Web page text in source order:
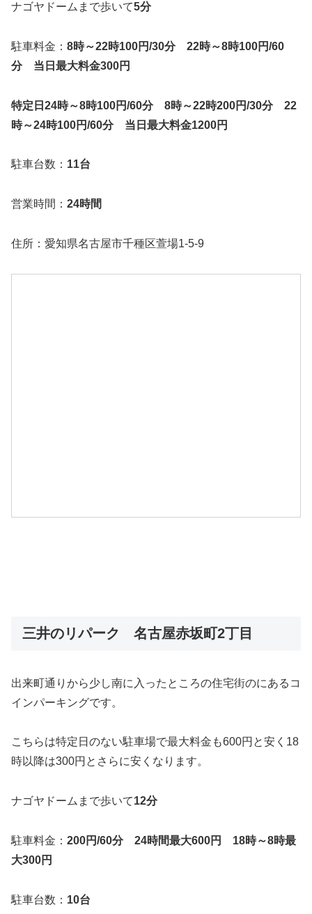
ナゴヤドームまで歩いて5分
駐車料金： 8時～22時100円/30分 22時～8時100円/60
分 当日最大料金300円
特定日24時～8時100円/60分 8時～22時200円/30分 22
時～24時100円/60分 当日最大料金1200円
駐車台数： 11台
営業時間： 24時間
住所：愛知県名古屋市千種区萱場1-5-9
三井のリパーク 名古屋赤坂町2丁目
出来町通りから少し南に入ったところの住宅街のにあるコ
インパーキングです。
こちらは特定日のない駐車場で最大料金も600円と安く18
時以降は300円とさらに安くなります。
ナゴヤドームまで歩いて12分
駐車料金： 200円/60分 24時間最大600円 18時～8時最
大300円
駐車台数： 10台